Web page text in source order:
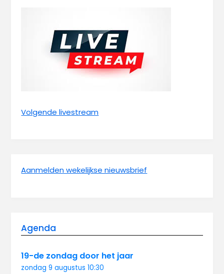
Volgende livestream
Aanmelden wekelijkse nieuwsbrief
Agenda
19-de zondag door het jaar
zondag 9 augustus10:30